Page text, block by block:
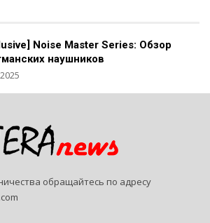
Noise Master Series: Обзор
наушников
обращайтесь по адресу